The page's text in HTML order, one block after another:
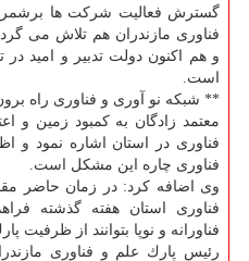
گسترش فعالیت شركت ها
فناوری مازندران هم تلاش می
و هم اكنون دولت تدبیر و امید در
است.
** شبكه نو آوری و فناوری راه
معتمد زادگان به كمبود زمین و
فناوری در استان اشاره نمود و
فناوری چاره این مشكل است.
وی اضافه كرد: در زمان حاضر
فناوری استان هفته گذشته
فناورانه و نوپا بتوانند از ظرفیت
رئیس پارك علم و فناوری